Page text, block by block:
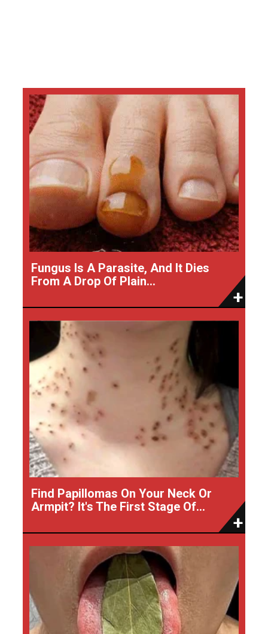
Fungus Is A Parasite, And It Dies
From A Drop Of Plain...
Find Papillomas On Your Neck Or
Armpit? It's The First Stage Of...